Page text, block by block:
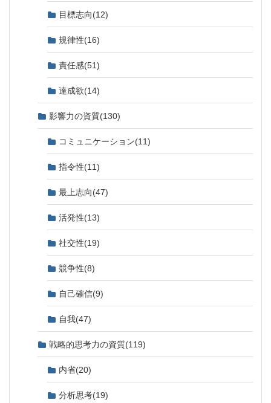
目標志向(12)
規律性(16)
責任感(51)
達成欲(14)
影響力の資質(130)
コミュニケーション(11)
指令性(11)
最上志向(47)
活発性(13)
社交性(19)
競争性(8)
自己確信(9)
自我(47)
戦略的思考力の資質(119)
内省(20)
分析思考(19)